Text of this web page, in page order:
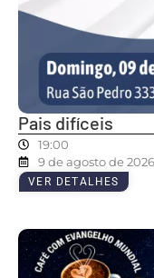
Pais difíceis
19:00
9 de agosto de 2026
VER DETALHES